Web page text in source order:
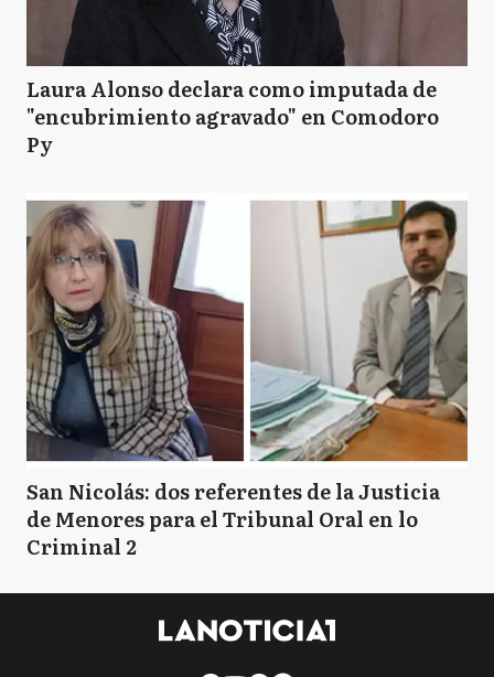
Laura Alonso declara como imputada de
"encubrimiento agravado" en Comodoro
Py
San Nicolás: dos referentes de la Justicia
de Menores para el Tribunal Oral en lo
Criminal 2